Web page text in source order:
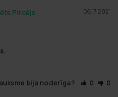
06.17.2021
bija noderīga? 0 0